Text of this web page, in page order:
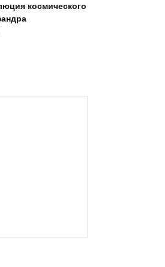
космического